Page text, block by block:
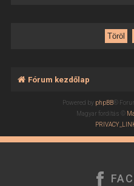
Fórum kezdőlap
Powered by phpBB®
Magyar fordítás ©